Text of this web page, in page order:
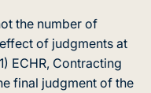
the number of
of judgments at
ECHR, Contracting
final judgment of the